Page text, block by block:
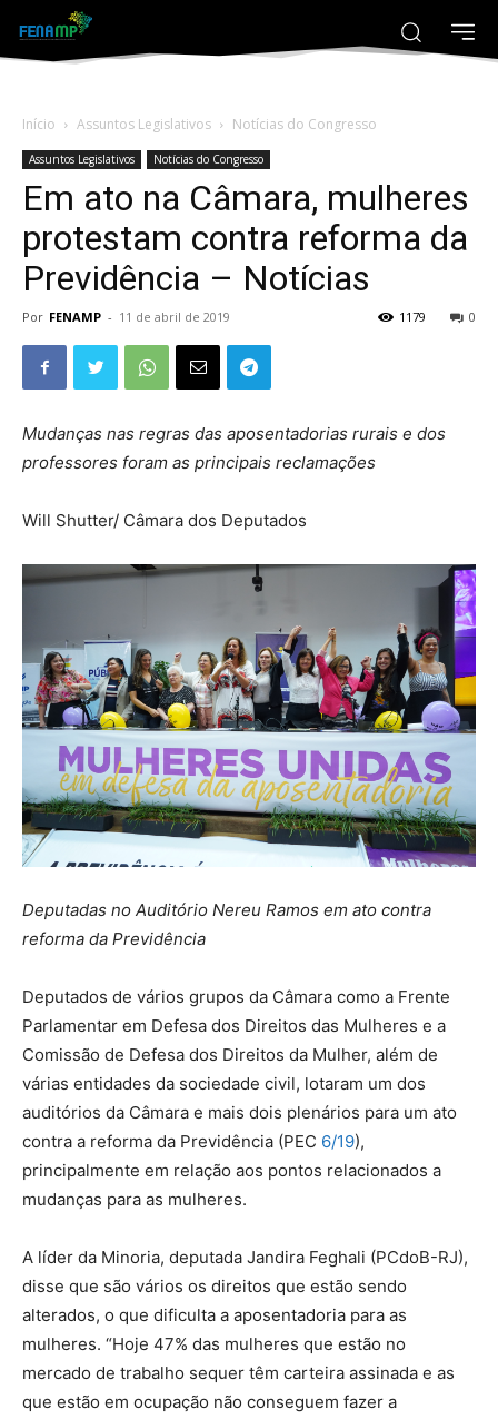
Início Assuntos Legislativos Notícias do Congresso
Assuntos Legislativos Notícias do Congresso
Em ato na Câmara, mulheres
protestam contra reforma da
Previdência – Notícias
Por FENAMP - 11 de abril de 2019 0
1179
Mudanças nas regras das aposentadorias rurais e dos
professores foram as principais reclamações
Will Shutter/ Câmara dos Deputados
Deputadas no Auditório Nereu Ramos em ato contra
reforma da Previdência
Deputados de vários grupos da Câmara como a Frente
Parlamentar em Defesa dos Direitos das Mulheres e a
Comissão de Defesa dos Direitos da Mulher, além de
várias entidades da sociedade civil, lotaram um dos
auditórios da Câmara e mais dois plenários para um ato
contra a reforma da Previdência (PEC 6/19),
principalmente em relação aos pontos relacionados a
mudanças para as mulheres.
A líder da Minoria, deputada Jandira Feghali (PCdoB-RJ),
disse que são vários os direitos que estão sendo
alterados, o que dificulta a aposentadoria para as
mulheres. “Hoje 47% das mulheres que estão no
mercado de trabalho sequer têm carteira assinada e as
que estão em ocupação não conseguem fazer a